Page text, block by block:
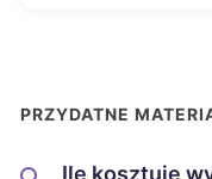
PRZYDATNE
Ile kosztuje